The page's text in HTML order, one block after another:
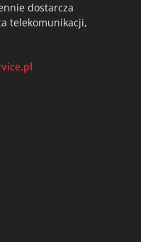
dostarcza
telekomunikacji,